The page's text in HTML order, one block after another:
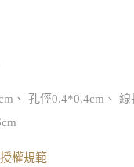
、 孔俓0.4*0.4cm、 線
權規範